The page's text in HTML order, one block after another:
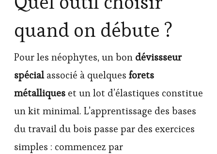
quand on débute ?
Pour les néophytes, un bon dévissseur
spécialassocié à quelques forets
métalliques et un lot d’élastiques constitue
un kit minimal. L’apprentissage des bases
du travail du bois passe par des exercices
simples : commencez par